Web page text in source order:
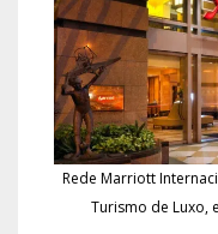
Rede Marriott
Turismo de Luxo,